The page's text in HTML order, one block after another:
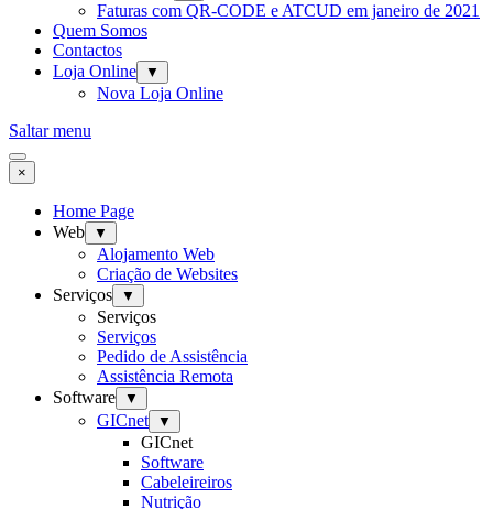
Faturas com QR-CODE e ATCUD em janeiro de 2021
Quem Somos
Contactos
Loja Online
▼
Nova Loja Online
Saltar menu
×
Home Page
Web
▼
Alojamento Web
Criação de Websites
Serviços
▼
Serviços
Serviços
Pedido de Assistência
Assistência Remota
Software
▼
GICnet ▼
GICnet
Software
Cabeleireiros
Nutrição